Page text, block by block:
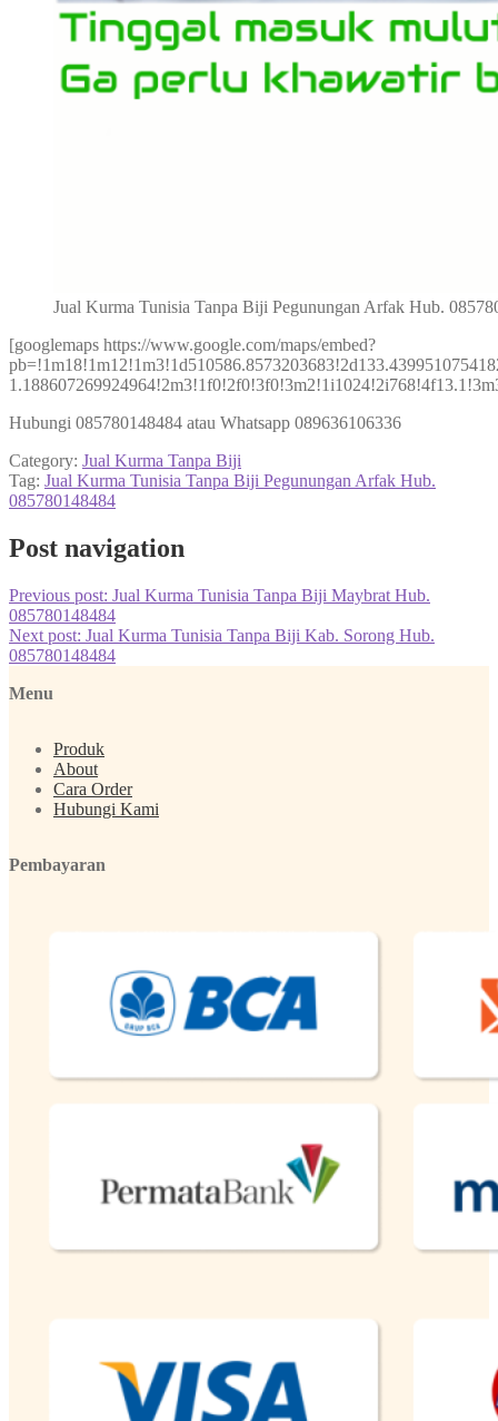
Jual Kurma Tunisia Tanpa Biji Pegunungan Arfak Hub.
[googlemaps https://www.google.com/maps/embed?
Hubungi 085780148484 atau Whatsapp 089636106336
Category: Jual Kurma Tanpa Biji
Tag: Jual Kurma Tunisia Tanpa Biji Pegunungan Arfak Hub.
085780148484
Post navigation
Previous post: Jual Kurma Tunisia Tanpa Biji Maybrat Hub.
085780148484
Next post: Jual Kurma Tunisia Tanpa Biji Kab. Sorong Hub.
085780148484
Menu
Produk
About
Cara Order
Hubungi Kami
Pembayaran